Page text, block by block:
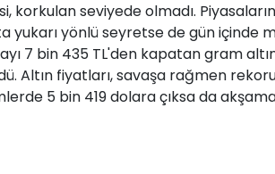
korkulan seviyede olmadı. Piyasaların
yukarı yönlü seyretse de gün içinde
7 bin 435 TL'den kapatan gram
Altın fiyatları, savaşa rağmen
5 bin 419 dolara çıksa da